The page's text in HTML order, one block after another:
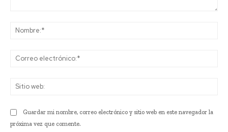
Guardar mi nombre, correo electrónico y sitio web en este navegador la
próxima vez que comente.